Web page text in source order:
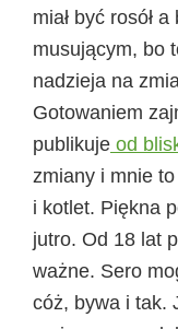
miał być rosół
musującym, bo
nadzieja na
Gotowaniem
publikuje od
zmiany i mnie
i kotlet. Piękna
jutro. Od 18 lat
ważne. Sero
cóż, bywa i tak.